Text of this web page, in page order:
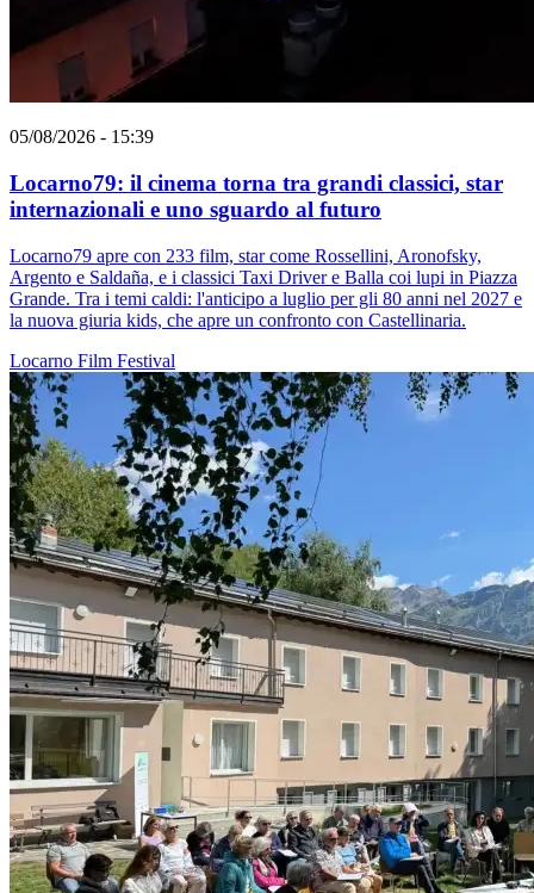
05/08/2026 - 15:39
Locarno79: il cinema torna tra grandi classici, star
internazionali e uno sguardo al futuro
Locarno79 apre con 233 film, star come Rossellini, Aronofsky,
Argento e Saldaña, e i classici Taxi Driver e Balla coi lupi in Piazza
Grande. Tra i temi caldi: l'anticipo a luglio per gli 80 anni nel 2027 e
la nuova giuria kids, che apre un confronto con Castellinaria.
Locarno Film Festival